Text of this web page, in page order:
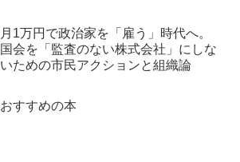
月1万円で政治家を「雇う」時代へ。
国会を「監査のない株式会社」にしな
いための市民アクションと組織論
おすすめの本